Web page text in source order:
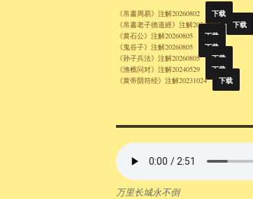
《帛書周易》注解20260802 下载
《帛書老子德道經》注解20260805 下载
《黄石公》注解20260805 下载
《鬼谷子》注解20260805 下载
《孙子兵法》注解20260805 下载
《渔樵问对》注解20240529 下载
《黄帝阴符经》注解20231024 下载
万里长城永不倒